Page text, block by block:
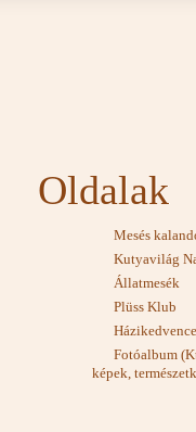
Oldalak
Mesés
Kutyavilág
Állatmesék
Plüss Klub
Fotóalbum
képek,